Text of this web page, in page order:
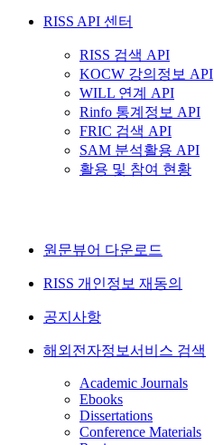
RISS API 센터
RISS 검색 API
KOCW 강의정보 API
WILL 연계 API
Rinfo 통계정보 API
FRIC 검색 API
SAM 분석활용 API
활용 및 참여 현황
원문뷰어 다운로드
RISS 개인정보 재동의
공지사항
해외전자정보서비스 검색
Academic Journals
Ebooks
Dissertations
Conference Materials